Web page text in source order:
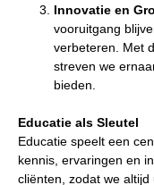
Innovatie en
vooruitgang
verbeteren. Met
streven we
bieden.
Educatie als Sleutel
Educatie speelt een
kennis, ervaringen en
cliënten, zodat we